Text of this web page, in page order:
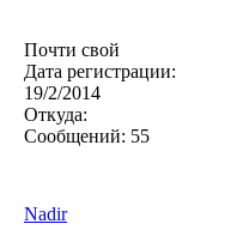
Почти свой
Дата регистрации:
19/2/2014
Откуда:
Сообщений: 55
Nadir